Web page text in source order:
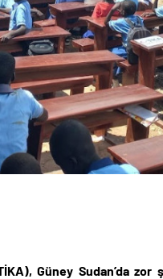
Güney Sudan’da